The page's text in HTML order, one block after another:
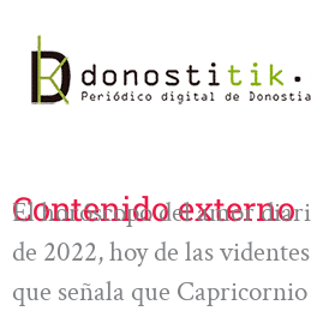
contenido
Contenido externo
El horóscopo del amor
de 2022, hoy de las
que señala que